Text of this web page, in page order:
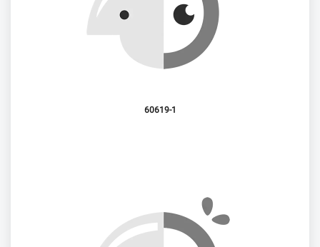
60619-1